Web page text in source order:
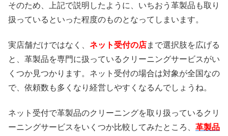
そのため、上記で説明したように、いちおう革製品も取り
扱っているといった程度のものとなってしまいます。
実店舗だけではなく、 ネット受付の店まで選択肢を広げる
と、革製品を専門に扱っているクリーニングサービスがい
くつか見つかります。ネット受付の場合は対象が全国なの
で、依頼数も多くなり経営しやすくなるんでしょうね。
ネット受付で革製品のクリーニングを取り扱っているクリ
ーニングサービスをいくつか比較してみたところ、 革製品